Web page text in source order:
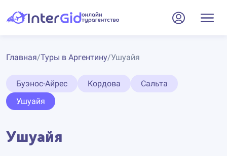
Главная/Туры в Аргентину/Ушуайя
Буэнос-Айрес Кордова
Сальта
Ушуайя
Ушуайя